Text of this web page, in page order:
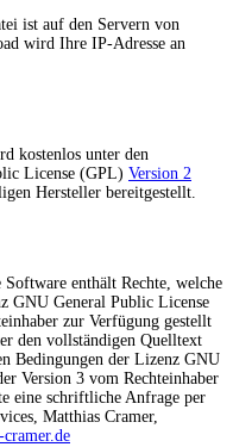
ist auf den Servern von
wird Ihre IP-Adresse an
kostenlos unter den
License (GPL) Version 2
Hersteller bereitgestellt.
enthält Rechte, welche
GNU General Public License
zur Verfügung gestellt
den vollständigen Quelltext
Bedingungen der Lizenz GNU
Version 3 vom Rechteinhaber
eine schriftliche Anfrage per
Matthias Cramer,